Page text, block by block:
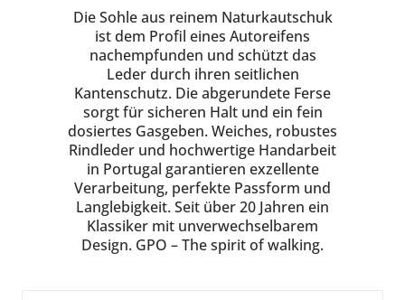
Die Sohle aus reinem Naturkautschuk
ist dem Profil eines Autoreifens
nachempfunden und schützt das
Leder durch ihren seitlichen
Kantenschutz. Die abgerundete Ferse
sorgt für sicheren Halt und ein fein
dosiertes Gasgeben. Weiches, robustes
Rindleder und hochwertige Handarbeit
in Portugal garantieren exzellente
Verarbeitung, perfekte Passform und
Langlebigkeit. Seit über 20 Jahren ein
Klassiker mit unverwechselbarem
Design. GPO – The spirit of walking.